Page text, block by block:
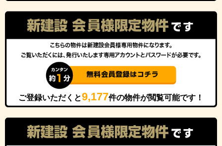
ご登録いただくと9,177件の物件が閲覧可能です！